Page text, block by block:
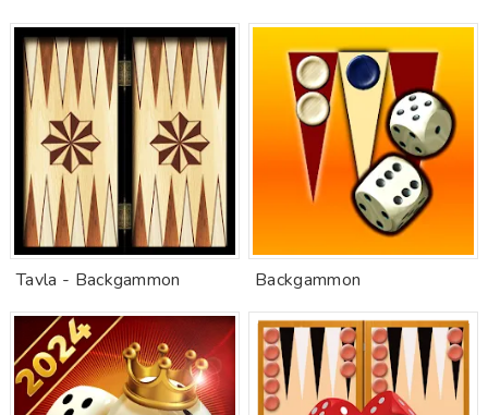
Tavla - Backgammon Backgammon